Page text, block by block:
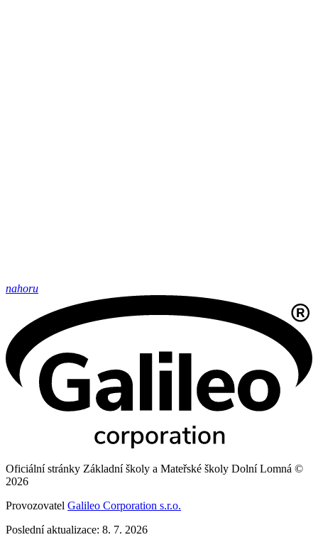
nahoru
Oficiální stránky Základní školy a Mateřské školy Dolní Lomná ©
2026
Provozovatel Galileo Corporation s.r.o.
Poslední aktualizace: 8. 7. 2026